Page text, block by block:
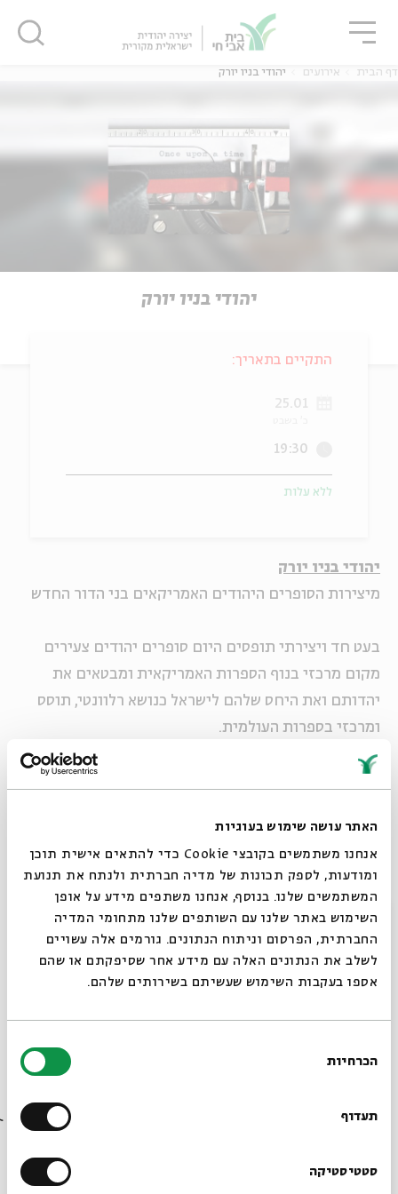
האתר עושה שימוש בעוגיות
אנחנו משתמשים בקובצי Cookie כדי להתאים אישית תוכן
ומודעות, לספק תכונות של מדיה חברתית ולנתח את תנועת
המשתמשים שלנו. בנוסף, אנחנו משתפים מידע על אופן
השימוש באתר שלנו עם השותפים שלנו מתחומי המדיה
החברתית, הפרסום וניתוח הנתונים. גורמים אלה עשויים
לשלב את הנתונים האלה עם מידע אחר שסיפקתם או שהם
אספו בעקבות השימוש שעשיתם בשירותים שלהם.
הסכמה
הכרחיות
תעדוף
סטטיסטיקה
דף הבית אירועים יהודי בניו יורק
יהודי בניו יורק
יהודי בניו יורק
מיצירות הסופרים היהודים האמריקאים בני הדור החדש
בעט חד ויצירתי תופסים היום סופרים יהודים צעירים
מקום מרכזי בנוף הספרות האמריקאית ומבטאים את
יהדותם ואת היחס שלהם לישראל כנושא רלוונטי, תוסס
ומרכזי בספרות העולמית.
מפגש מרתק עם יצירותיהם של נתן אנגלנדר (גלגול
להפליא ורועש להחריד, לאכול בעלי חיים) ומייקל שייבון
(ההרפתקאות המדהימות של קוואליר וקליי, איגוד
השוטרים היִידים, ועוד).
עורך ומנחה:מאיר עוזיאל
בהשתתפות:
עידן אלתרמןועוד
התקיים בתאריך:
25.01
19:30
ללא עלות
סגור
סגור